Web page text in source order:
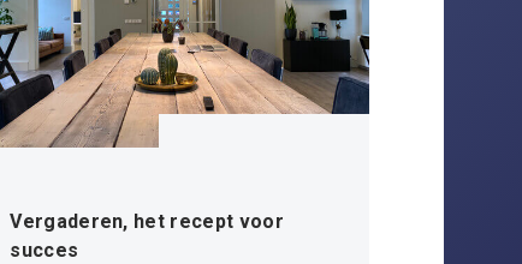
Vergaderen, het recept voor
succes